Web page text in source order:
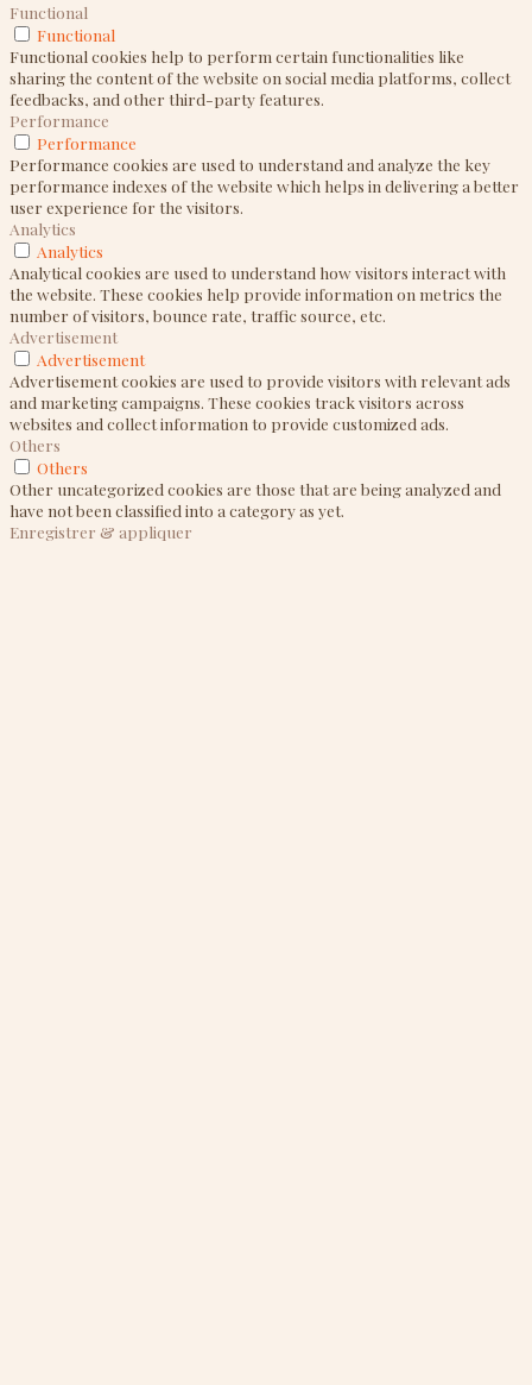
Functional
Functional
Functional cookies help to perform certain functionalities like
sharing the content of the website on social media platforms, collect
feedbacks, and other third-party features.
Performance
Performance
Performance cookies are used to understand and analyze the key
performance indexes of the website which helps in delivering a better
user experience for the visitors.
Analytics
Analytics
Analytical cookies are used to understand how visitors interact with
the website. These cookies help provide information on metrics the
number of visitors, bounce rate, traffic source, etc.
Advertisement
Advertisement
Advertisement cookies are used to provide visitors with relevant ads
and marketing campaigns. These cookies track visitors across
websites and collect information to provide customized ads.
Others
Others
Other uncategorized cookies are those that are being analyzed and
have not been classified into a category as yet.
Enregistrer & appliquer